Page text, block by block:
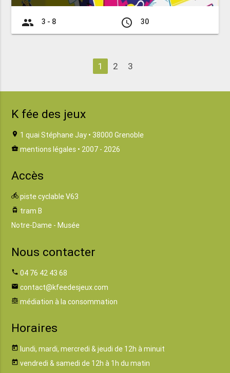
group 3 - 8 access_time 30
1 2 3
K fée des jeux
location_on 1 quai Stéphane Jay • 38000 Grenoble
business_center mentions légales • 2007 - 2026
Accès
directions_bike piste cyclable V63
tram tram B
Notre-Dame - Musée
Nous contacter
phone 04 76 42 43 68
email contact@kfeedesjeux.com
balance médiation à la consommation
Horaires
today lundi, mardi, mercredi & jeudi de 12h à minuit
today vendredi & samedi de 12h à 1h du matin